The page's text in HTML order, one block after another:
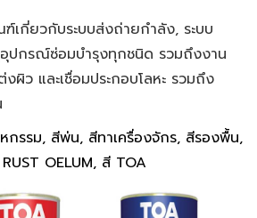
เกี่ยวกับระบบส่งถ่ายกำลัง, ระบบ
ปกรณ์ซ่อมบำรุงทุกชนิด รวมถึงงาน
งผิว และเชื่อมประกอบโลหะ รวมถึง
กรรม, สีพ่น, สีทาเครื่องจักร, สีรองพื้น,
OELUM, สี TOA